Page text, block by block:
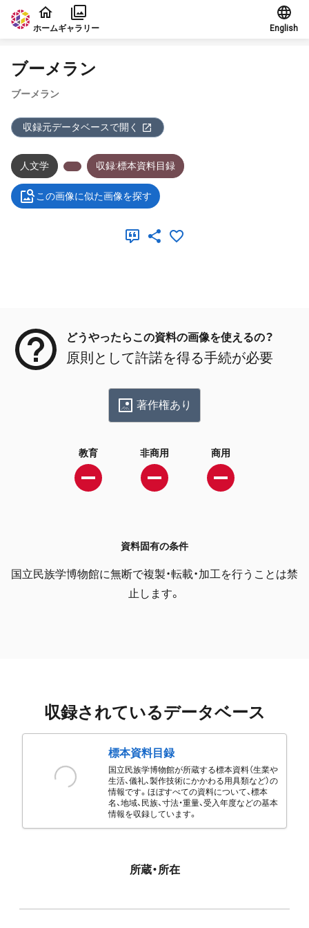
本文に飛ぶ
ホームギャラリー English
ブーメラン
ブーメラン
収録元データベースで開く
人文学 収録:標本資料目録
この画像に似た画像を探す
どうやったらこの資料の画像を使えるの？
原則として許諾を得る手続が必要
著作権あり
教育 非商用 商用
資料固有の条件
国立民族学博物館に無断で複製・転載・加工を行うことは禁
止します。
収録されているデータベース
標本資料目録
国立民族学博物館が所蔵する標本資料（生業や
生活、儀礼、製作技術にかかわる用具類など）の
情報です。ほぼすべての資料について、標本
名、地域、民族、寸法・重量、受入年度などの基本
情報を収録しています。
所蔵・所在